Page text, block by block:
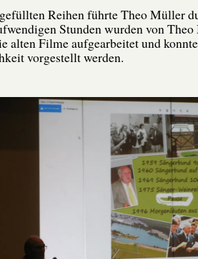
Reihen führte Theo Müller
Stunden wurden von
alten Filme aufgearbeitet und
vorgestellt werden.